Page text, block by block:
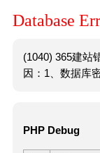
Database
(1040) 365建站
因：1、数据库
PHP Debug